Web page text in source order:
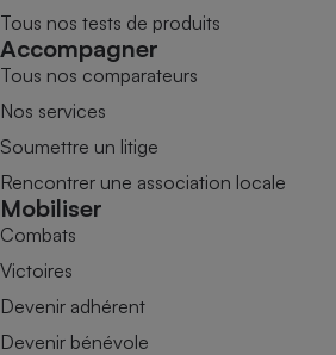
Tous nos tests de produits
Accompagner
Tous nos comparateurs
Nos services
Soumettre un litige
Rencontrer une association locale
Mobiliser
Combats
Victoires
Devenir adhérent
Devenir bénévole